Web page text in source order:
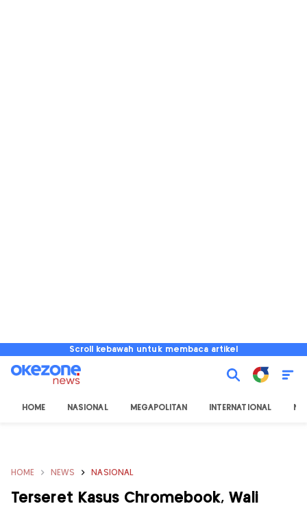
Scroll kebawah untuk membaca artikel
HOME NASIONAL MEGAPOLITAN INTERNATIONAL
HOME NEWS NASIONAL
Terseret Kasus Chromebook, Wali